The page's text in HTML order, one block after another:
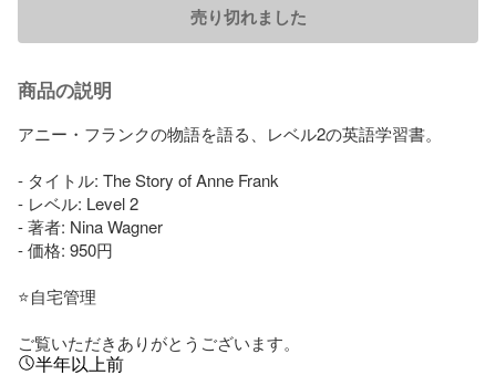
売り切れました
商品の説明
アニー・フランクの物語を語る、レベル2の英語学習書。
- タイトル: The Story of Anne Frank
- レベル: Level 2
- 著者: Nina Wagner
- 価格: 950円
⭐️自宅管理
ご覧いただきありがとうございます。
半年以上前